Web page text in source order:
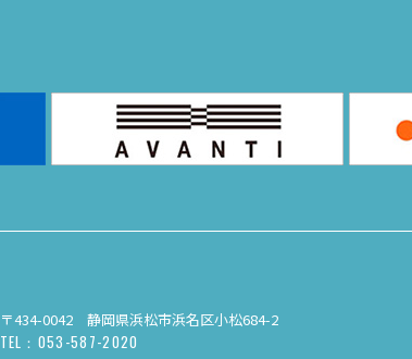
〒434-0042 静岡県浜松市浜名区小松684-2
TEL：053-587-2020